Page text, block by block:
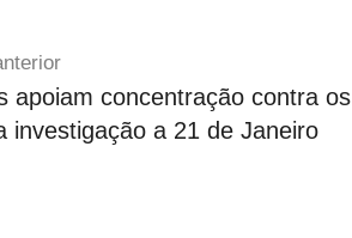
apoiam concentração contra os
investigação a 21 de Janeiro